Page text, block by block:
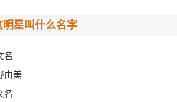
明星叫什么名字
名
由美
名